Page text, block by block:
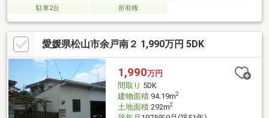
駐車2台
所有権
愛媛県松山市余戸南２ 1,990万円 5DK
1,990万円
間取り 5DK
建物面積94.19m2
土地面積292m2